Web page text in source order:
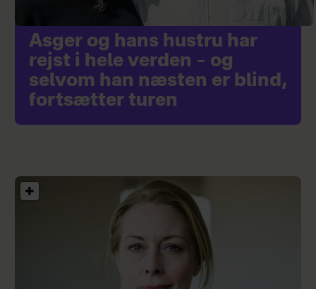
Asger og hans hustru har
rejst i hele verden – og
selvom han næsten er blind,
fortsætter turen